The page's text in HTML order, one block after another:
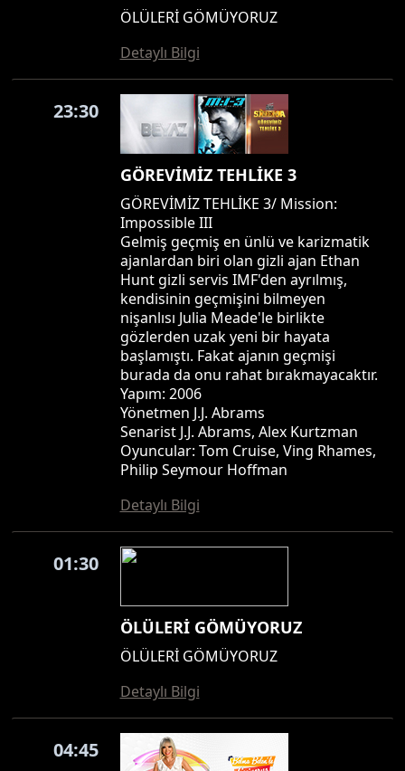
ÖLÜLERİ GÖMÜYORUZ
Detaylı Bilgi
23:30
GÖREVİMİZ TEHLİKE 3
GÖREVİMİZ TEHLİKE 3/ Mission:
Impossible III
Gelmiş geçmiş en ünlü ve karizmatik
ajanlardan biri olan gizli ajan Ethan
Hunt gizli servis IMF'den ayrılmış,
kendisinin geçmişini bilmeyen
nişanlısı Julia Meade'le birlikte
gözlerden uzak yeni bir hayata
başlamıştı. Fakat ajanın geçmişi
burada da onu rahat bırakmayacaktır.
Yapım: 2006
Yönetmen J.J. Abrams
Senarist J.J. Abrams, Alex Kurtzman
Oyuncular: Tom Cruise, Ving Rhames,
Philip Seymour Hoffman
Detaylı Bilgi
01:30
ÖLÜLERİ GÖMÜYORUZ
ÖLÜLERİ GÖMÜYORUZ
Detaylı Bilgi
04:45